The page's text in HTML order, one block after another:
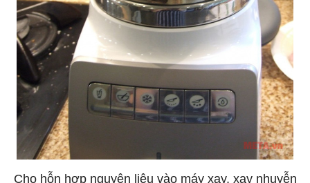
Cho hỗn hợp nguyên liệu vào máy xay, xay nhuyễn